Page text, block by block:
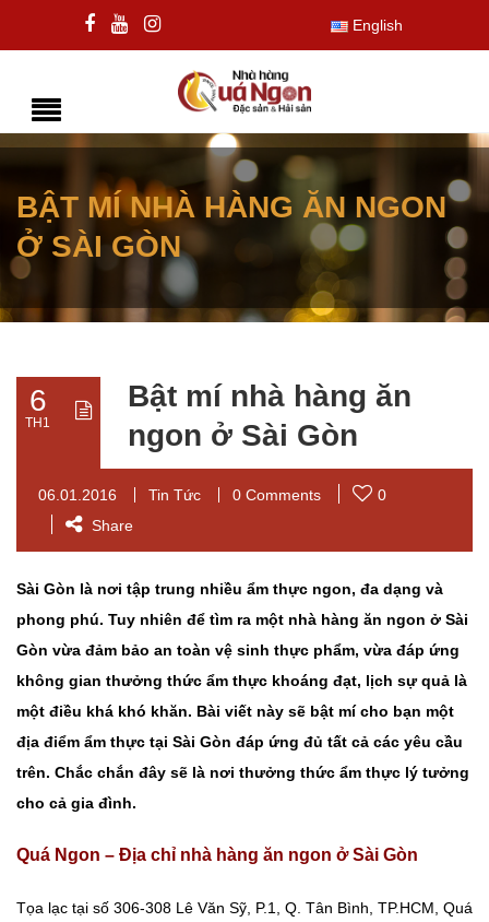
English
BẬT MÍ NHÀ HÀNG ĂN NGON
Ở SÀI GÒN
6
TH1
Bật mí nhà hàng ăn
ngon ở Sài Gòn
06.01.2016 Tin Tức 0 Comments
0
Share
Sài Gòn là nơi tập trung nhiều ẩm thực ngon, đa dạng và
phong phú. Tuy nhiên để tìm ra một nhà hàng ăn ngon ở Sài
Gòn vừa đảm bảo an toàn vệ sinh thực phẩm, vừa đáp ứng
không gian thưởng thức ẩm thực khoáng đạt, lịch sự quả là
một điều khá khó khăn. Bài viết này sẽ bật mí cho bạn một
địa điểm ẩm thực tại Sài Gòn đáp ứng đủ tất cả các yêu cầu
trên. Chắc chắn đây sẽ là nơi thưởng thức ẩm thực lý tưởng
cho cả gia đình.
Quá Ngon – Địa chỉ nhà hàng ăn ngon ở Sài Gòn
Tọa lạc tại số 306-308 Lê Văn Sỹ, P.1, Q. Tân Bình, TP.HCM, Quá